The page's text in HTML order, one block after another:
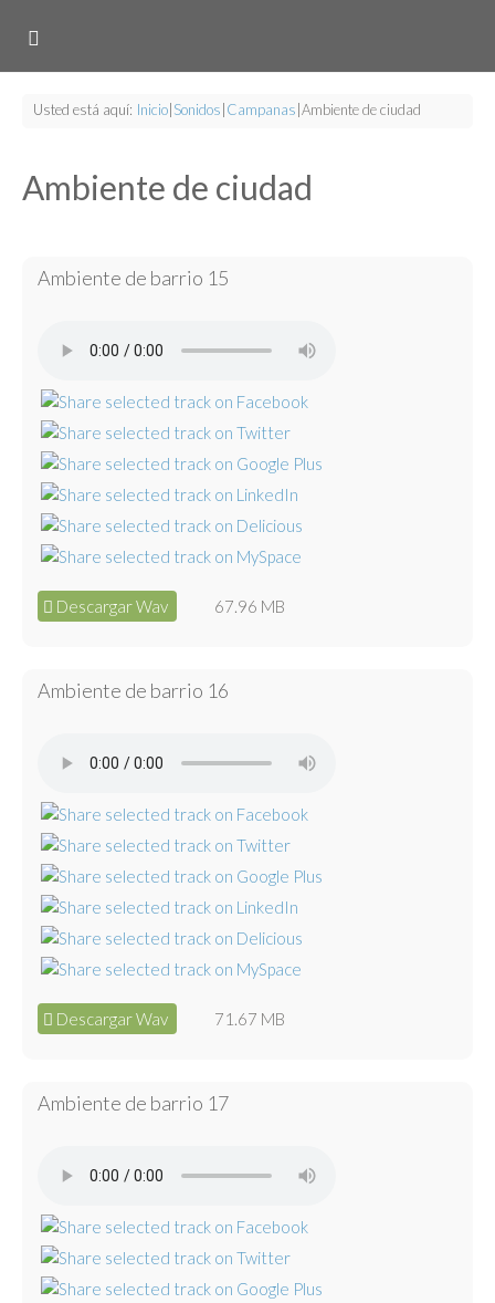
Usted está aquí: Inicio Sonidos Campanas Ambiente de ciudad
Ambiente de ciudad
Ambiente de barrio 15
Descargar Wav 67.96 MB
Ambiente de barrio 16
Descargar Wav 71.67 MB
Ambiente de barrio 17